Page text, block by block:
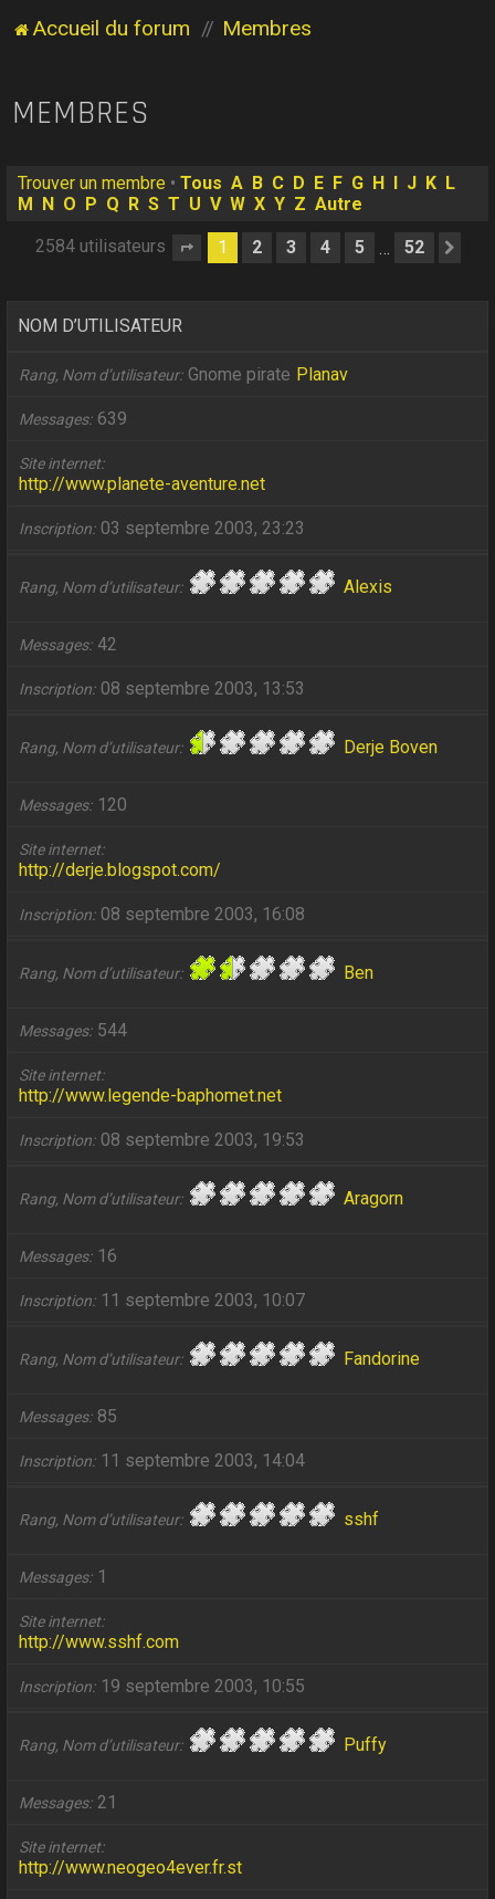
Accueil du forum Membres
MEMBRES
Trouver un membre •Tous A B C D E F G H J K L
M
N O P Q R S T U V W X Y Z Autre
2584 utilisateurs Page 1sur52
1 2 3 4 5 … 52
NOM D’UTILISATEUR
Rang, Nom d’utilisateur Gnome pirate Planav
Messages 639
Site internet
http://www.planete-aventure.net
Inscription 03 septembre 2003, 23:23
Rang, Nom d’utilisateur Alexis
Messages 42
Inscription 08 septembre 2003, 13:53
Rang, Nom d’utilisateur Derje Boven
Messages 120
Site internet
http://derje.blogspot.com/
Inscription 08 septembre 2003, 16:08
Rang, Nom d’utilisateur Ben
Messages 544
Site internet
http://www.legende-baphomet.net
Inscription 08 septembre 2003, 19:53
Rang, Nom d’utilisateur Aragorn
Messages 16
Inscription 11 septembre 2003, 10:07
Rang, Nom d’utilisateur Fandorine
Messages 85
Inscription 11 septembre 2003, 14:04
Rang, Nom d’utilisateur sshf
Messages 1
Site internet
http://www.sshf.com
Inscription 19 septembre 2003, 10:55
Rang, Nom d’utilisateur Puffy
Messages 21
Site internet
http://www.neogeo4ever.fr.st